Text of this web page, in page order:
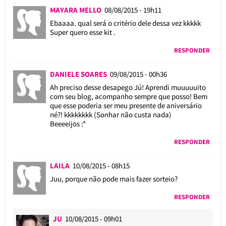
MAYARA MELLO 08/08/2015 - 19h11
Ebaaaa. qual será o critério dele dessa vez kkkkk
Super quero esse kit .
RESPONDER
DANIELE SOARES 09/08/2015 - 00h36
Ah preciso desse desapego Jú! Aprendi muuuuuito
com seu blog, acompanho sempre que posso! Bem
que esse poderia ser meu presente de aniversário
né?! kkkkkkkk (Sonhar não custa nada)
Beeeeijos :*
RESPONDER
LAILA 10/08/2015 - 08h15
Juu, porque não pode mais fazer sorteio?
RESPONDER
JU 10/08/2015 - 09h01